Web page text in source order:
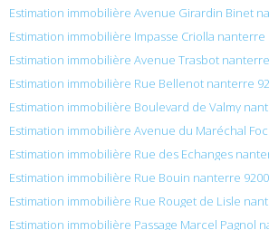
Estimation immobilière Avenue Girardin Binet
Estimation immobilière Impasse Criolla nanterre
Estimation immobilière Avenue Trasbot
Estimation immobilière Rue Bellenot nanterre
Estimation immobilière Boulevard de Valmy
Estimation immobilière Avenue du Maréchal
Estimation immobilière Rue des Echanges
Estimation immobilière Rue Bouin nanterre
Estimation immobilière Rue Rouget de Lisle
Estimation immobilière Passage Marcel Pagnol